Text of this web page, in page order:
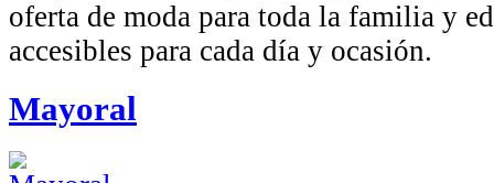
oferta de moda para toda la familia y
accesibles para cada día y ocasión.
Mayoral